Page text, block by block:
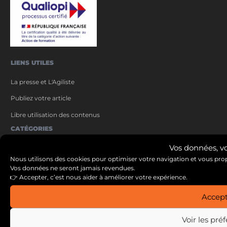
Vos données,
Nous utilisons des cookies pour optimiser votre navigation et vous
Vos données ne seront jamais revendues.
👉 Accepter, c’est nous aider à améliorer votre expérience.
Voir les
LIENS UTILES
La presse et L'Agiliste
Publiez votre article
Libre utilisation des contenus
CATÉGORIES
Évènements
Articles Détaillés
CONTACT